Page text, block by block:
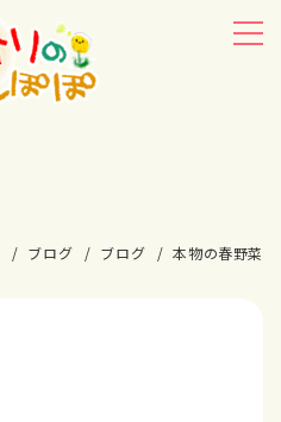
ブログ ブログ 本物の春野菜